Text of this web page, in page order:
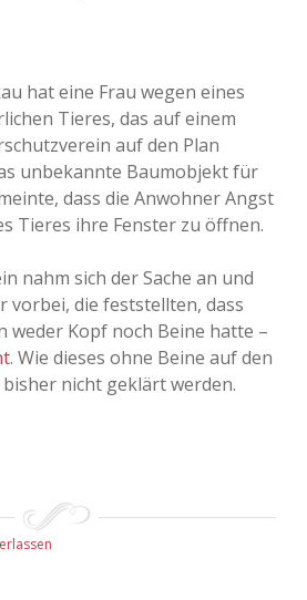
hat eine Frau wegen eines
Tieres, das auf einem
auf den Plan
unbekannte Baumobjekt für
dass die Anwohner Angst
Tieres ihre Fenster zu öffnen.
nahm sich der Sache an und
vorbei, die feststellten, dass
weder Kopf noch Beine hatte –
. Wie dieses ohne Beine auf den
nicht geklärt werden.